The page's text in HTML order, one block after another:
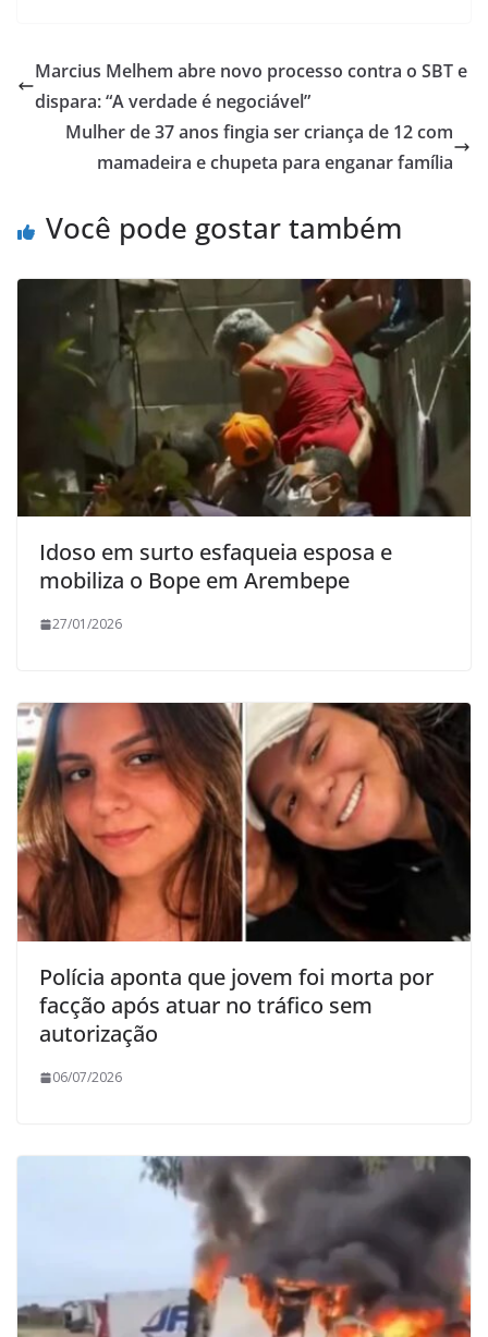
Marcius Melhem abre novo processo contra o SBT e
dispara: “A verdade é negociável”
Mulher de 37 anos fingia ser criança de 12 com
mamadeira e chupeta para enganar família
Você pode gostar também
Idoso em surto esfaqueia esposa e
mobiliza o Bope em Arembepe
27/01/2026
Polícia aponta que jovem foi morta por
facção após atuar no tráfico sem
autorização
06/07/2026